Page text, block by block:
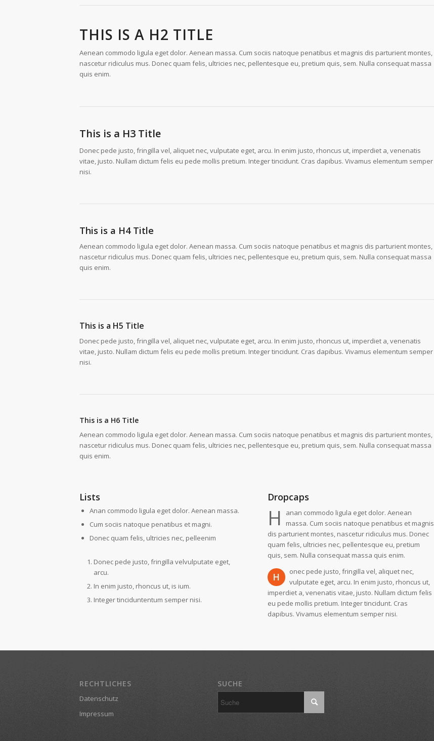
THIS IS A H2 TITLE
Aenean commodo ligula eget dolor. Aenean massa. Cum sociis natoque penatibus et magnis dis parturient montes,
nascetur ridiculus mus. Donec quam felis, ultricies nec, pellentesque eu, pretium quis, sem. Nulla consequat massa
quis enim.
This is a H3 Title
Donec pede justo, fringilla vel, aliquet nec, vulputate eget, arcu. In enim justo, rhoncus ut, imperdiet a, venenatis
vitae, justo. Nullam dictum felis eu pede mollis pretium. Integer tincidunt. Cras dapibus. Vivamus elementum semper
nisi.
This is a H4 Title
Aenean commodo ligula eget dolor. Aenean massa. Cum sociis natoque penatibus et magnis dis parturient montes,
nascetur ridiculus mus. Donec quam felis, ultricies nec, pellentesque eu, pretium quis, sem. Nulla consequat massa
quis enim.
This is a H5 Title
Donec pede justo, fringilla vel, aliquet nec, vulputate eget, arcu. In enim justo, rhoncus ut, imperdiet a, venenatis
vitae, justo. Nullam dictum felis eu pede mollis pretium. Integer tincidunt. Cras dapibus. Vivamus elementum semper
nisi.
This is a H6 Title
Aenean commodo ligula eget dolor. Aenean massa. Cum sociis natoque penatibus et magnis dis parturient montes,
nascetur ridiculus mus. Donec quam felis, ultricies nec, pellentesque eu, pretium quis, sem. Nulla consequat massa
quis enim.
Lists
Anan commodo ligula eget dolor. Aenean massa.
Cum sociis natoque penatibus et magni.
Donec quam felis, ultricies nec, pelleenim
Donec pede justo, fringilla velvulputate eget,
arcu.
In enim justo, rhoncus ut, is ium.
Integer tinciduntentum semper nisi.
Dropcaps
H
anan commodo ligula eget dolor. Aenean
massa. Cum sociis natoque penatibus et magnis
dis parturient montes, nascetur ridiculus mus. Donec
quam felis, ultricies nec, pellentesque eu, pretium
quis, sem. Nulla consequat massa quis enim.
H
onec pede justo, fringilla vel, aliquet nec,
vulputate eget, arcu. In enim justo, rhoncus ut,
imperdiet a, venenatis vitae, justo. Nullam dictum felis
eu pede mollis pretium. Integer tincidunt. Cras
dapibus. Vivamus elementum semper nisi.
RECHTLICHES
Datenschutz
Impressum
SUCHE